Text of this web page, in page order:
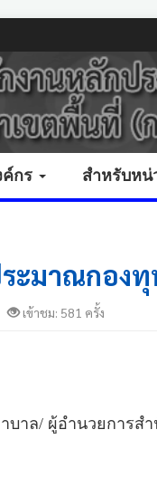
กร สำหรับหน่
ะมาณกอง
| เข้าชม: 581 ครั้ง
บาล/ ผู้อำนวยการส